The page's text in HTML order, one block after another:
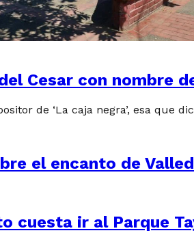
Cesar con nombre
de ‘La caja negra’, esa que
el encanto de
cuesta ir al Parque